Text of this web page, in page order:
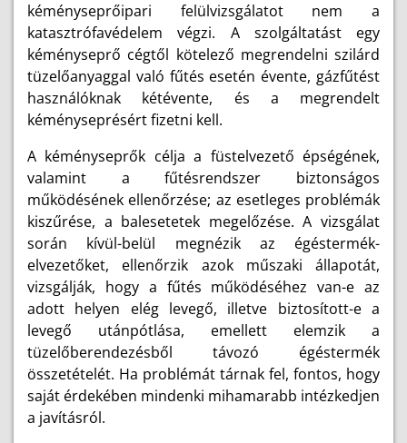
kéményseprőipari felülvizsgálatot nem a
katasztrófavédelem végzi. A szolgáltatást egy
kéményseprő cégtől kötelező megrendelni szilárd
tüzelőanyaggal való fűtés esetén évente, gázfűtést
használóknak kétévente, és a megrendelt
kéményseprésért fizetni kell.
A kéményseprők célja a füstelvezető épségének,
valamint a fűtésrendszer biztonságos
működésének ellenőrzése; az esetleges problémák
kiszűrése, a balesetetek megelőzése. A vizsgálat
során kívül-belül megnézik az égéstermék-
elvezetőket, ellenőrzik azok műszaki állapotát,
vizsgálják, hogy a fűtés működéséhez van-e az
adott helyen elég levegő, illetve biztosított-e a
levegő utánpótlása, emellett elemzik a
tüzelőberendezésből távozó égéstermék
összetételét. Ha problémát tárnak fel, fontos, hogy
saját érdekében mindenki mihamarabb intézkedjen
a javításról.